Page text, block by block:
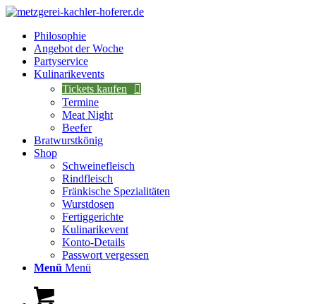
Philosophie
Angebot der Woche
Partyservice
Kulinarikevents
Tickets kaufen
Termine
Meat Night
Beefer
Bratwurstkönig
Shop
Schweinefleisch
Rindfleisch
Fränkische Spezialitäten
Wurstdosen
Fertiggerichte
Kulinarikevent
Konto-Details
Passwort vergessen
Menü Menü